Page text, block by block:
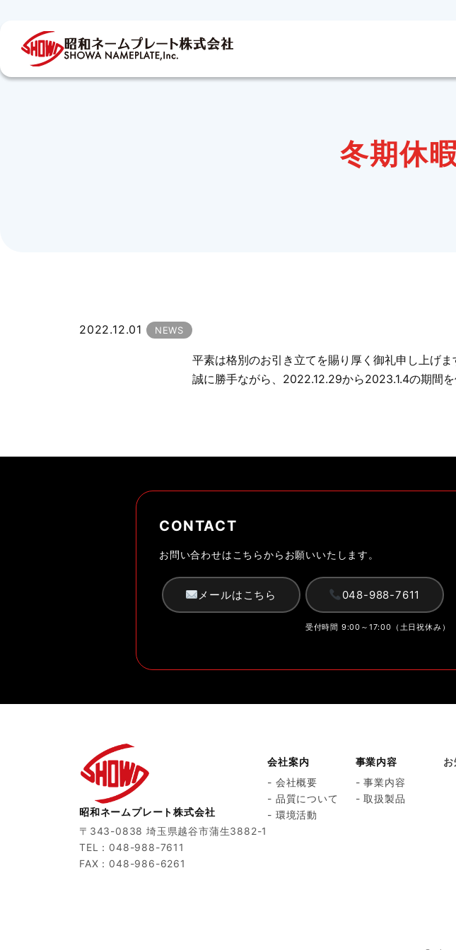
冬期休
2022.12.01 NEWS
平素は格別のお引き立てを賜り厚く御礼申し上げ
誠に勝手ながら、2022.12.29から2023.1.4の期間を
CONTACT
お問い合わせはこちらからお願いいたします。
メールはこちら 048-988-7611
受付時間 9:00～17:00（土日祝休み）
昭和ネームプレート株式会社
〒343-0838 埼玉県越谷市蒲生3882-1
TEL：048-988-7611
FAX：048-986-6261
会社案内
- 会社概要
- 品質について
- 環境活動
事業内容
- 事業内容
- 取扱製品